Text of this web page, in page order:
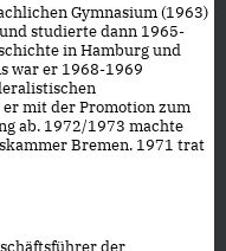
Gymnasium (1963)
studierte dann 1965-
in Hamburg und
war er 1968-1969
er mit der Promotion zum
ab. 1972/1973 machte
Bremen. 1971 trat
der